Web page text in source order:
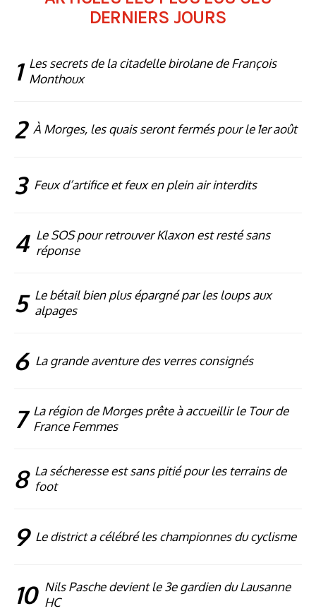
DERNIERS JOURS
1 Les secrets de la citadelle birolane de François
Monthoux
2 À Morges, les quais seront fermés pour le 1er août
3 Feux d’artifice et feux en plein air interdits
4 Le SOS pour retrouver Klaxon est resté sans
réponse
5 Le bétail bien plus épargné par les loups aux
alpages
6 La grande aventure des verres consignés
7 La région de Morges prête à accueillir le Tour de
France Femmes
8 La sécheresse est sans pitié pour les terrains de
foot
9 Le district a célébré les championnes du cyclisme
10 Nils Pasche devient le 3e gardien du Lausanne
HC